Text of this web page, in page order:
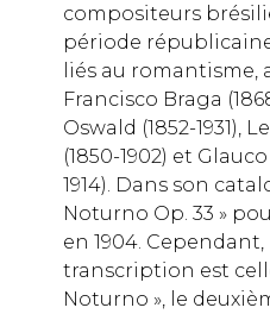
compositeurs
période
liés au romantisme,
Francisco Braga
Oswald (1852-1931),
(1850-1902) et
1914). Dans son
Noturno Op. 33 »
en 1904.
transcription est
Noturno », le